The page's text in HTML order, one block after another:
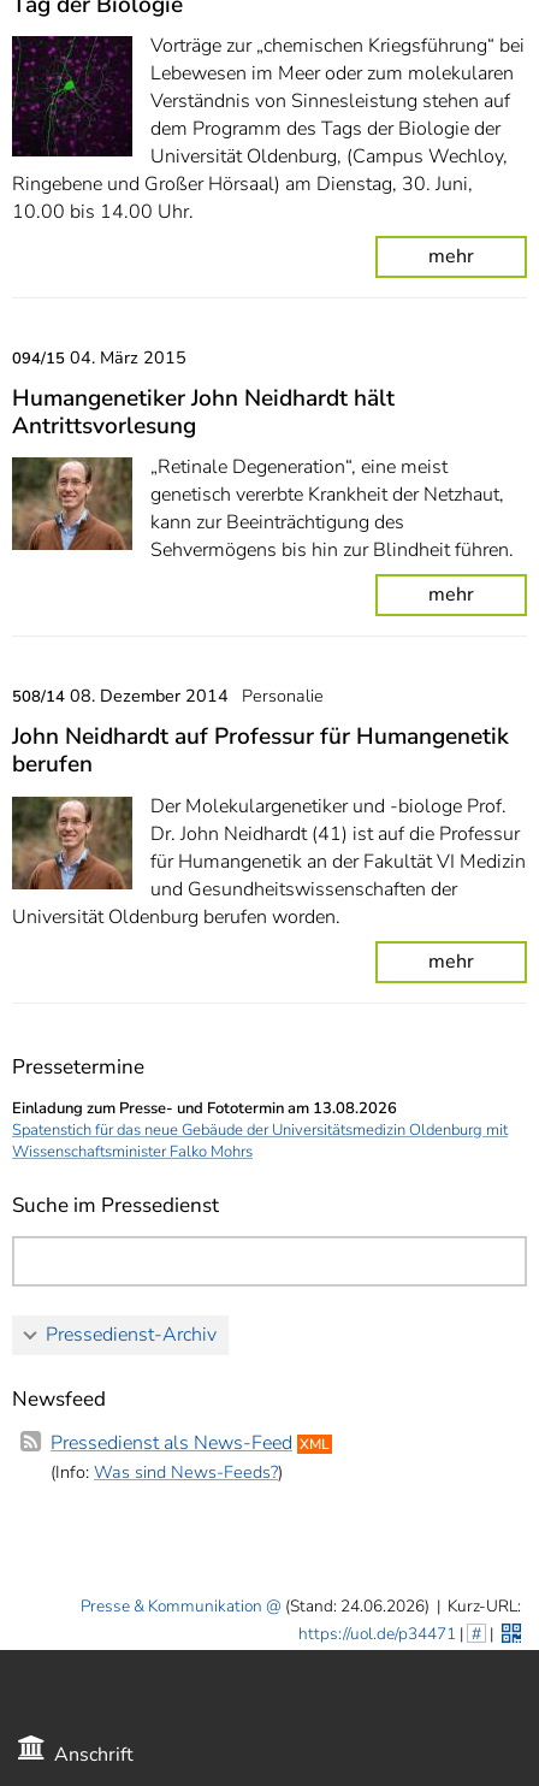
Vorträge zur „chemischen Kriegsführung“ bei
Lebewesen im Meer oder zum molekularen
Verständnis von Sinnesleistung stehen auf
dem Programm des Tags der Biologie der
Universität Oldenburg, (Campus Wechloy,
Ringebene und Großer Hörsaal) am Dienstag, 30. Juni,
10.00 bis 14.00 Uhr.
mehr
094/15 04. März 2015
Humangenetiker John Neidhardt hält
Antrittsvorlesung
„Retinale Degeneration“, eine meist
genetisch vererbte Krankheit der Netzhaut,
kann zur Beeinträchtigung des
Sehvermögens bis hin zur Blindheit führen.
mehr
508/14 08. Dezember 2014 Personalie
John Neidhardt auf Professur für Humangenetik
berufen
Der Molekulargenetiker und -biologe Prof.
Dr. John Neidhardt (41) ist auf die Professur
für Humangenetik an der Fakultät VI Medizin
und Gesundheitswissenschaften der
Universität Oldenburg berufen worden.
mehr
Pressetermine
Einladung zum Presse- und Fototermin am 13.08.2026
Spatenstich für das neue Gebäude der Universitätsmedizin Oldenburg mit
Wissenschaftsminister Falko Mohrs
Suche im Pressedienst
Pressedienst-Archiv
Newsfeed
Pressedienst als News-Feed XML
(Info: Was sind News-Feeds?)
Presse & Kommunikation (Stand: 24.06.2026) | Kurz-URL:
https://uol.de/p34471 | # |
Anschrift